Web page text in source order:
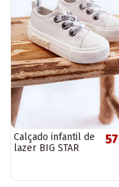
Calçado infantil de
lazer BIG STAR